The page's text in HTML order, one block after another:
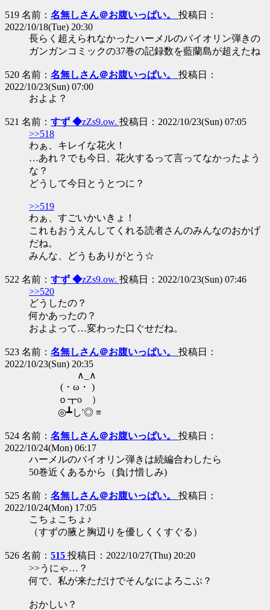
519 名前： 名無しさん＠お腹いっぱい。 投稿日：
2022/10/18(Tue) 20:30
長らく超えられなかったハーメルのバイオリン弾きの
ガンガンコミックの37巻の記録数を藍蘭島が超えたね
520 名前： 名無しさん＠お腹いっぱい。 投稿日：
2022/10/23(Sun) 07:00
およよ？
521 名前： すず ◆zZs9.ow. 投稿日：2022/10/23(Sun) 07:05
>>518
わぁ、キレイな花火！
…あれ？でも今日、花火するって言ってなかったよう
な？
どうして今日とうとつに？
>>519
わぁ、すごいかいきょ！
これもおうえんしてくれる読者さんのみんなのおかげ
だね。
みんな、どうもありがとう☆
522 名前： すず ◆zZs9.ow. 投稿日：2022/10/23(Sun) 07:46
>>520
どうしたの？
何かあったの？
およよって…変わった口ぐせだね。
523 名前： 名無しさん＠お腹いっぱい。 投稿日：
2022/10/23(Sun) 20:35
∧_∧
(・ω・ )
ｏ┳o ）
◎┻し'◎ ≡
524 名前： 名無しさん＠お腹いっぱい。 投稿日：
2022/10/24(Mon) 06:17
ハーメルのバイオリン弾きは続編合わしたら
50巻近くあるから（負け惜しみ)
525 名前： 名無しさん＠お腹いっぱい。 投稿日：
2022/10/24(Mon) 17:05
こちょこちょ♪
（すずの腋と胸辺りを優しくくすぐる）
526 名前： 515 投稿日：2022/10/27(Thu) 20:20
>>うにゃ…？
何で、私が来ただけでそんなによろこぶ？
おかしい？